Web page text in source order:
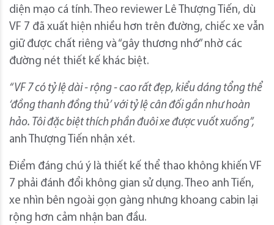
diện mạo cá tính. Theo reviewer Lê Thượng Tiến, dù
VF 7 đã xuất hiện nhiều hơn trên đường, chiếc xe vẫn
giữ được chất riêng và “gây thương nhớ” nhờ các
đường nét thiết kế khác biệt.
“VF 7 có tỷ lệdài - rộng - cao rất đẹp, kiểu dáng tổng thể
‘đồng thanh đồng thủ’ với tỷ lệ cân đối gần như hoàn
hảo. Tôi đặc biệt thích phần đuôi xe được vuốt xuống”,
anh Thượng Tiến nhận xét.
Điểm đáng chú ý là thiết kế thể thao không khiến VF
7 phải đánh đổi không gian sử dụng. Theo anh Tiến,
xe nhìn bên ngoài gọn gàng nhưng khoang cabin lại
rộng hơn cảm nhận ban đầu.